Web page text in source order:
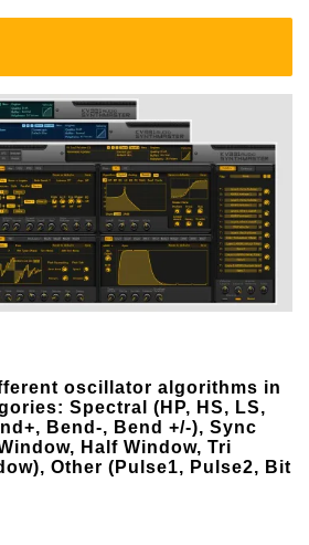
oscillator algorithms in
Spectral (HP, HS, LS,
Bend-, Bend +/-), Sync
Half Window, Tri
Other (Pulse1, Pulse2, Bit